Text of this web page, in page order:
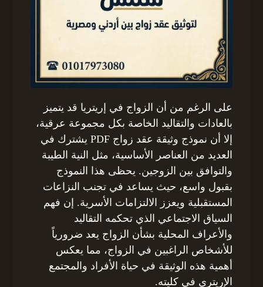
على الرغم من أن الزواج في إريتريا قد يتميز
بالعادات والتقاليد الخاصة بكل مجموعة عرقية،
إلا أن نموذج وثيقة عقد زواج PDF يشترك في
العديد من العناصر الأساسية، مثل النية الطيبة
والتوافق بين الزوجين. يحظى هذا النموذج
بقبول واسع، حيث يساعد في تجنب النزاعات
المستقبلية ويعزز الالتزامات الأسرية. إن فهم
السياق الاجتماعي الذي تحكمه التقاليد
والأعراف المحلية بشأن الزواج يعد ضرورياً
للأشخاص الراغبين في الزواج، مما يعكس
أهمية هذه الوثيقة في حياة الأفراد والمجتمع
الإريتري في كليته.